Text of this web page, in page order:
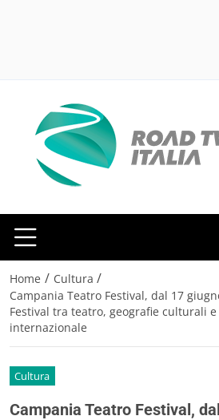
Home / Cultura /
Campania Teatro Festival, dal 17
Festival tra teatro, geografie culturali
internazionale
Cultura
Campania Teatro Festival,